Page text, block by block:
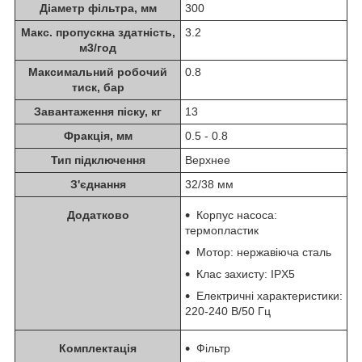
Діаметр фільтра, мм
300
Макс. пропускна здатність,
м3/год
3.2
Максимальний робочий
тиск, бар
0.8
Завантаження піску, кг
13
Фракція, мм
0.5 - 0.8
Тип підключення
Верхнее
З'єднання
32/38 мм
Додатково
Корпус насоса:
термопластик
Мотор: нержавіюча сталь
Клас захисту: IPX5
Електричні характеристики:
220-240 B/50 Гц
Комплектація
Фільтр